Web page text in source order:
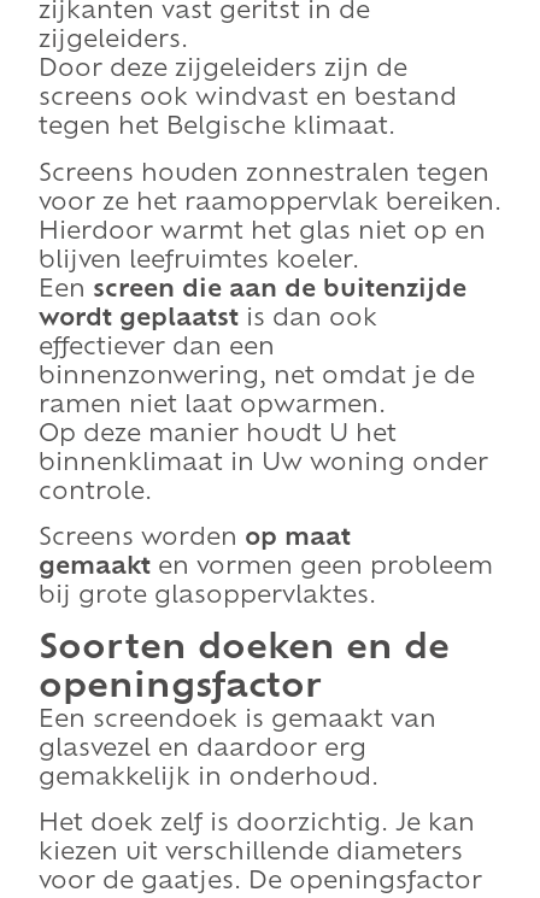
zijkanten vast geritst in de
zijgeleiders.
Door deze zijgeleiders zijn de
screens ook windvast en bestand
tegen het Belgische klimaat.
Screens houden zonnestralen tegen
voor ze het raamoppervlak bereiken.
Hierdoor warmt het glas niet op en
blijven leefruimtes koeler.
Een screen die aan de buitenzijde
wordt geplaatst is dan ook
effectiever dan een
binnenzonwering, net omdat je de
ramen niet laat opwarmen.
Op deze manier houdt U het
binnenklimaat in Uw woning onder
controle.
Screens worden op maat
gemaakt en vormen geen probleem
bij grote glasoppervlaktes.
Soorten doeken en de
openingsfactor
Een screendoek is gemaakt van
glasvezel en daardoor erg
gemakkelijk in onderhoud.
Het doek zelf is doorzichtig. Je kan
kiezen uit verschillende diameters
voor de gaatjes. De openingsfactor